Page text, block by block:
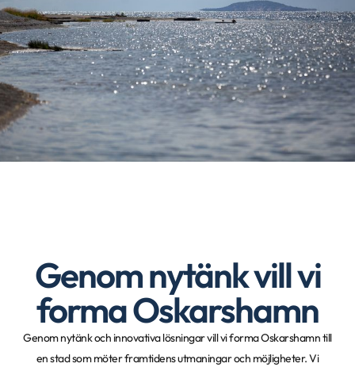
Genom nytänk vill vi
forma Oskarshamn
Genom nytänk och innovativa lösningar vill vi forma Oskarshamn till
en stad som möter framtidens utmaningar och möjligheter. Vi